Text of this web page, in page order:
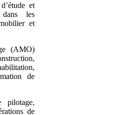
et
dans les
et
(AMO)
de
pilotage,
de